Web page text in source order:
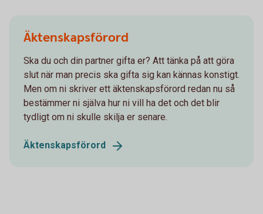
Äktenskapsförord
Ska du och din partner gifta er? Att tänka på att göra
slut när man precis ska gifta sig kan kännas konstigt.
Men om ni skriver ett äktenskapsförord redan nu så
bestämmer ni själva hur ni vill ha det och det blir
tydligt om ni skulle skilja er senare.
Äktenskapsförord